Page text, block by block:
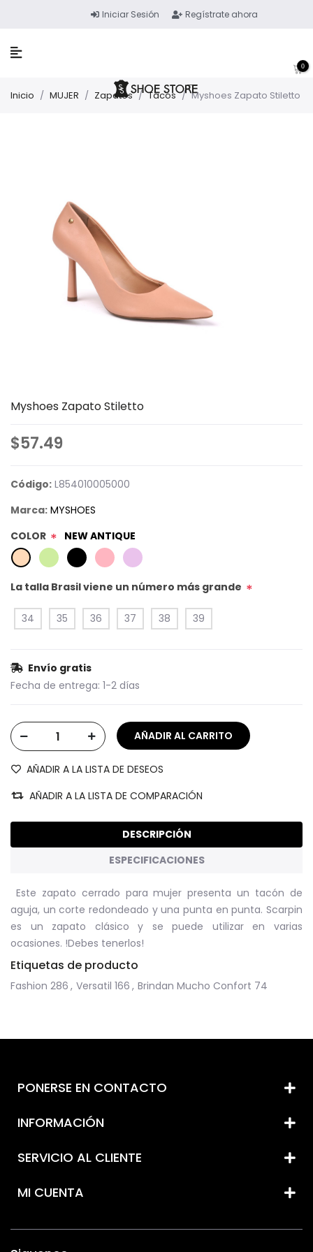
Iniciar Sesión Regístrate ahora
0
Inicio / MUJER / Zapatos / Tacos / Myshoes Zapato Stiletto
Myshoes Zapato Stiletto
$57.49
Código: L854010005000
Marca: MYSHOES
COLOR * NEW ANTIQUE
La talla Brasil viene un número más grande *
34 35 36 37 38 39
Envío gratis
Fecha de entrega: 1-2 días
AÑADIR A LA LISTA DE DESEOS
AÑADIR A LA LISTA DE COMPARACIÓN
DESCRIPCIÓN
ESPECIFICACIONES
Este zapato cerrado para mujer presenta un tacón de
aguja, un corte redondeado y una punta en punta. Scarpin
es un zapato clásico y se puede utilizar en varias
ocasiones. !Debes tenerlos!
Etiquetas de producto
Fashion 286 , Versatil 166 , Brindan Mucho Confort 74
PONERSE EN CONTACTO
INFORMACIÓN
SERVICIO AL CLIENTE
MI CUENTA